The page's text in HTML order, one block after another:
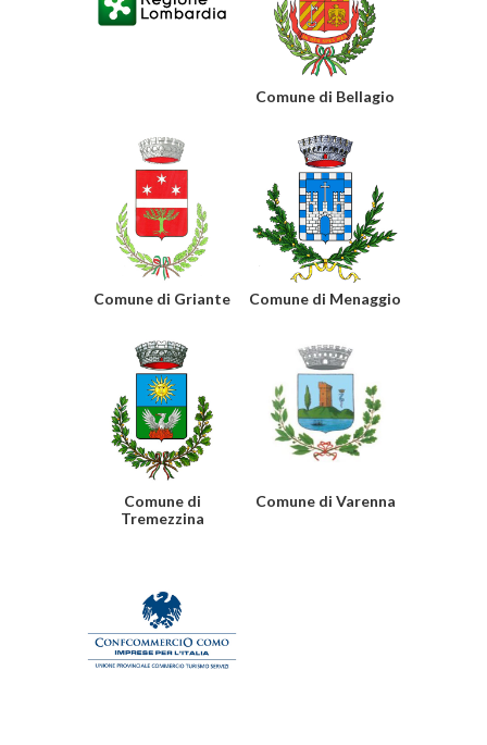
Comune di Bellagio
Comune di Griante Comune di Menaggio
Comune di
Tremezzina
Comune di Varenna